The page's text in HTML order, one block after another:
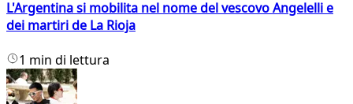
L'Argentina si mobilita nel nome del vescovo Angelelli e
dei martiri de La Rioja
1 min di lettura